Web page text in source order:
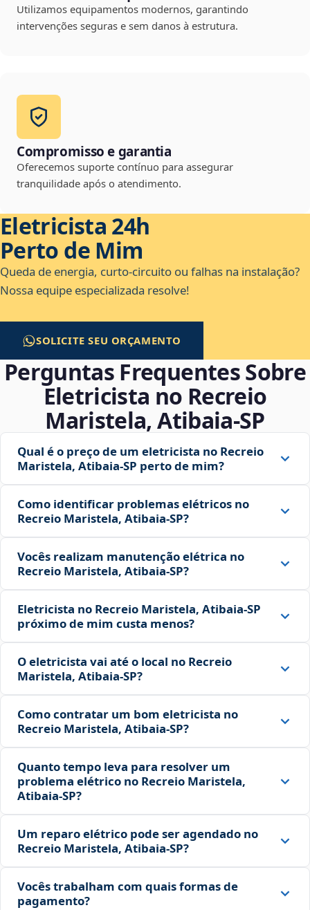
Utilizamos equipamentos modernos, garantindo
intervenções seguras e sem danos à estrutura.
Compromisso e garantia
Oferecemos suporte contínuo para assegurar
tranquilidade após o atendimento.
Eletricista 24h
Perto de Mim
Queda de energia, curto-circuito ou falhas na instalação?
Nossa equipe especializada resolve!
SOLICITE SEU ORÇAMENTO
Perguntas Frequentes Sobre
Eletricista no Recreio
Maristela, Atibaia‑SP
Qual é o preço de um eletricista no Recreio
Maristela, Atibaia‑SP perto de mim?
Como identificar problemas elétricos no
Recreio Maristela, Atibaia‑SP?
Vocês realizam manutenção elétrica no
Recreio Maristela, Atibaia‑SP?
Eletricista no Recreio Maristela, Atibaia‑SP
próximo de mim custa menos?
O eletricista vai até o local no Recreio
Maristela, Atibaia‑SP?
Como contratar um bom eletricista no
Recreio Maristela, Atibaia‑SP?
Quanto tempo leva para resolver um
problema elétrico no Recreio Maristela,
Atibaia‑SP?
Um reparo elétrico pode ser agendado no
Recreio Maristela, Atibaia‑SP?
Vocês trabalham com quais formas de
pagamento?